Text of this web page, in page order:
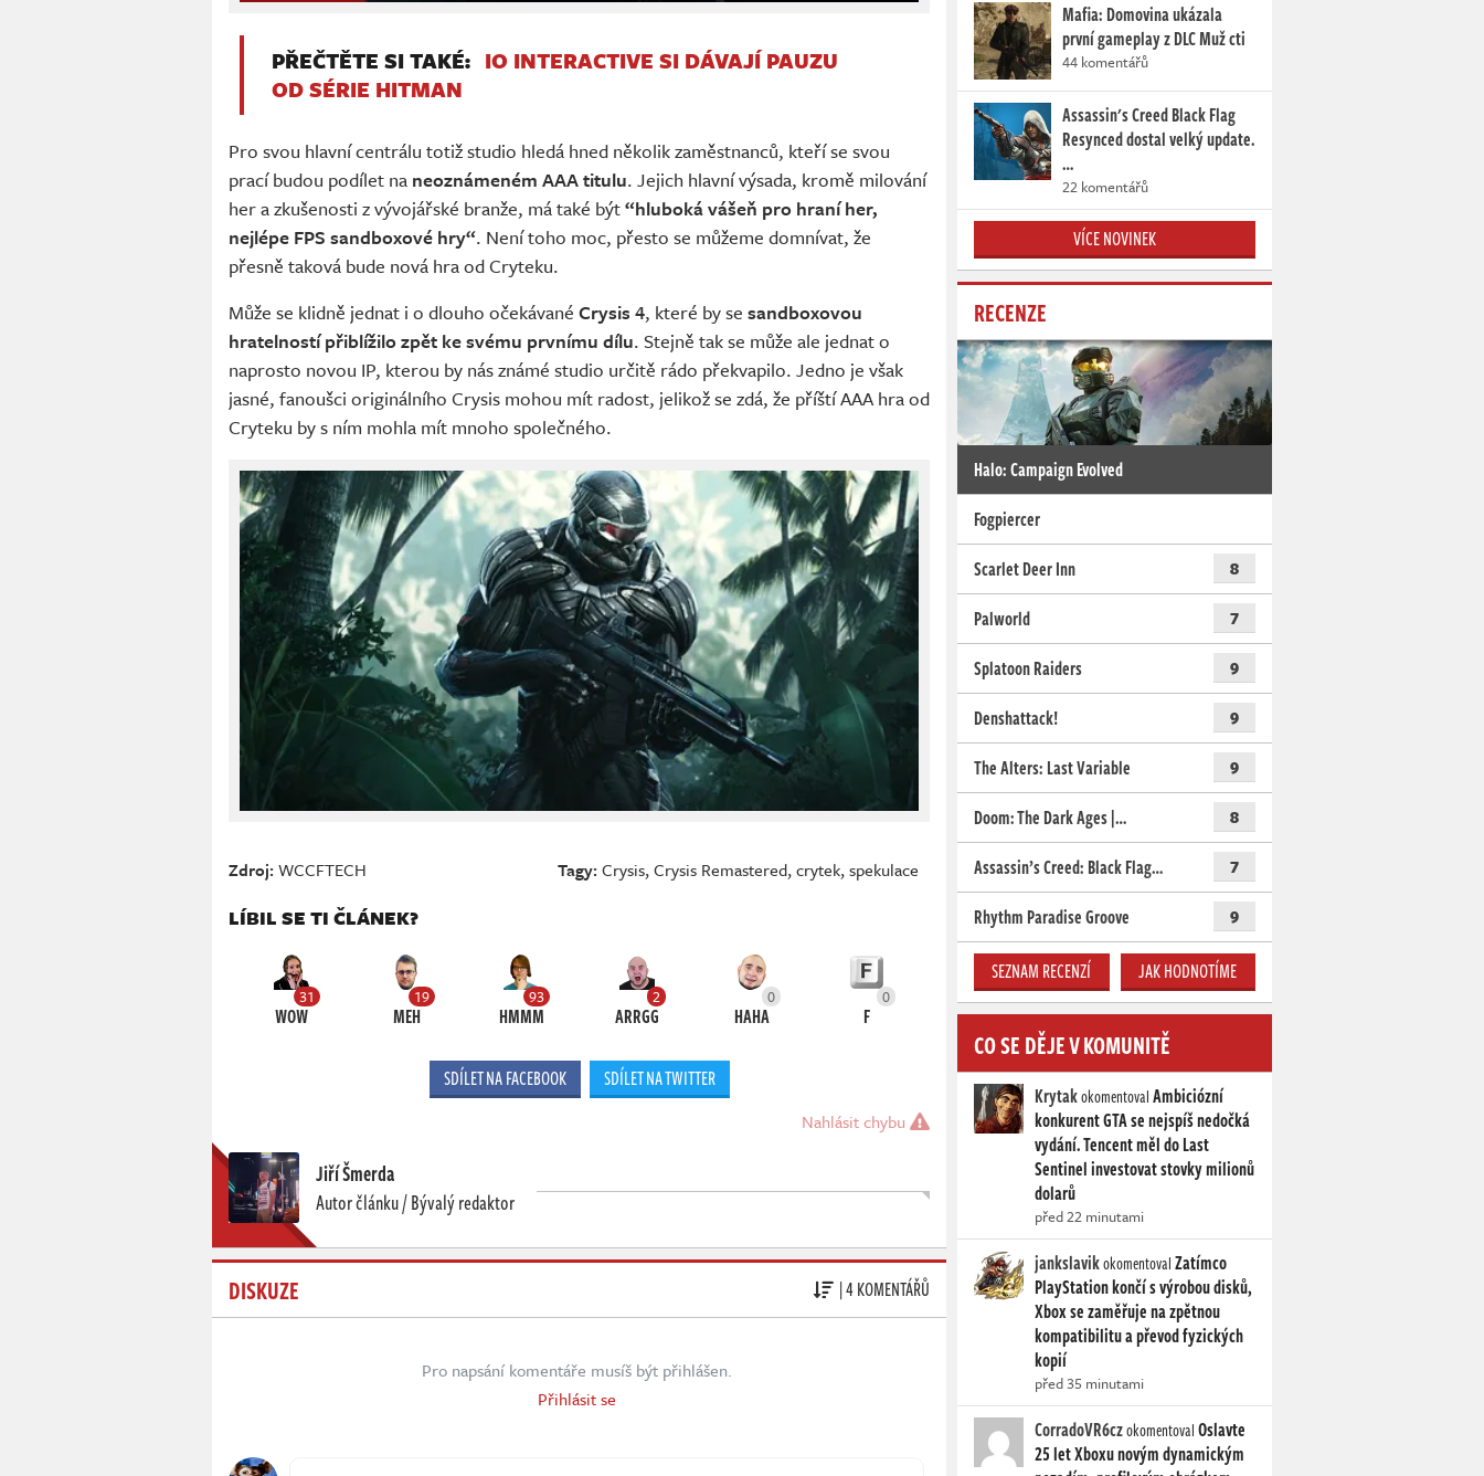
PŘEČTĚTE SI TAKÉ: IO INTERACTIVE SI DÁVAJÍ PAUZU
OD SÉRIE HITMAN
Pro svou hlavní centrálu totiž studio hledá hned několik zaměstnanců, kteří se svou
prací budou podílet na neoznámeném AAA titulu. Jejich hlavní výsada, kromě milování
her a zkušenosti z vývojářské branže, má také být“hluboká vášeň pro hraní her,
nejlépe FPS sandboxové hry“. Není toho moc, přesto se můžeme domnívat, že
přesně taková bude nová hra od Cryteku.
Může se klidně jednat i o dlouho očekávané Crysis 4, které by se sandboxovou
hratelností přiblížilo zpět ke svému prvnímu dílu. Stejně tak se může ale jednat o
naprosto novou IP, kterou by nás známé studio určitě rádo překvapilo. Jedno je však
jasné, fanoušci originálního Crysis mohou mít radost, jelikož se zdá, že příští AAA hra od
Cryteku by s ním mohla mít mnoho společného.
Zdroj:WCCFTECH Tagy:Crysis,Crysis Remastered,crytek,spekulace
LÍBIL SE TI ČLÁNEK?
31
WOW
19
MEH
93
HMMM
2
ARRGG
0
HAHA
0
F
SDÍLET NA FACEBOOK SDÍLET NA TWITTER
Nahlásit chybu
Jiří Šmerda
Autor článku / Bývalý redaktor
DISKUZE | 4 KOMENTÁŘŮ
Pro napsání komentáře musíš být přihlášen.
Přihlásit se
Mafia: Domovina ukázala
první gameplay z DLC Muž cti
44 komentářů
Assassin's Creed Black Flag
Resynced dostal velký update.
…
22 komentářů
VÍCE NOVINEK
RECENZE
Halo: Campaign Evolved
Fogpiercer
Scarlet Deer Inn
8
Palworld 7
Splatoon Raiders 9
Denshattack! 9
The Alters: Last Variable 9
Doom: The Dark Ages |… 8
Assassin’s Creed: Black Flag… 7
Rhythm Paradise Groove 9
SEZNAM RECENZÍ JAK HODNOTÍME
CO SE DĚJE V KOMUNITĚ
KrytakokomentovalAmbiciózní
konkurent GTA se nejspíš nedočká
vydání. Tencent měl do Last
Sentinel investovat stovky milionů
dolarů
před 22 minutami
jankslavikokomentovalZatímco
PlayStation končí s výrobou disků,
Xbox se zaměřuje na zpětnou
kompatibilitu a převod fyzických
kopií
před 35 minutami
CorradoVR6czokomentovalOslavte
25 let Xboxu novým dynamickým